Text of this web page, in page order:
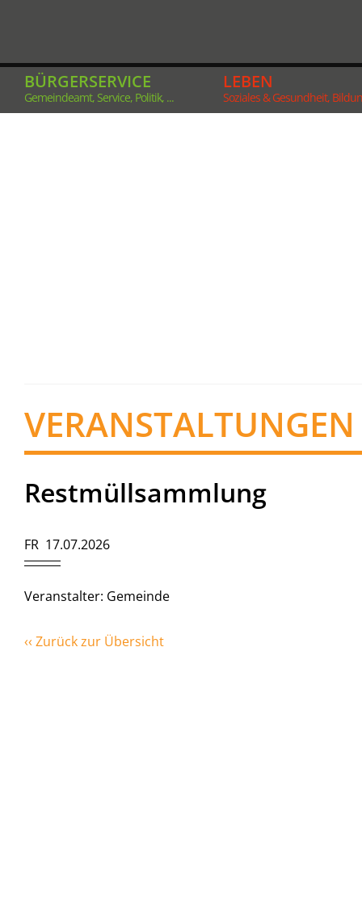
BÜRGERSERVICE
Gemeindeamt, Service, Politik, ...
LEBEN
Soziales & Gesundheit,
VERANSTALTUNGEN
Restmüllsammlung
FR 17.07.2026
Veranstalter: Gemeinde
‹‹ Zurück zur Übersicht